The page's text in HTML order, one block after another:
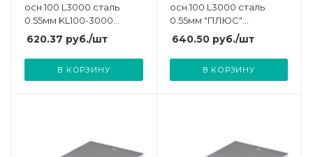
осн.100 L3000 сталь
0.55мм KL100-3000
оцинк. КМ LO0501
620.37 руб./шт
В КОРЗИНУ
осн.100 L3000 сталь
0.55мм "ПЛЮС"
KLplus100-0.55-3000
оцинк. КМ PL0391
640.50руб./шт
В КОРЗИНУ